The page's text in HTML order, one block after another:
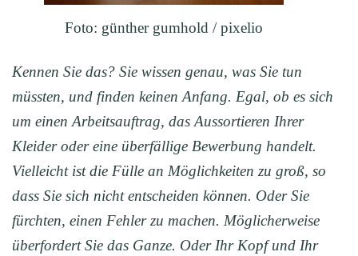
Foto: günther gumhold / pixelio
Kennen Sie das? Sie wissen genau, was Sie tun
müssten, und finden keinen Anfang. Egal, ob es sich
um einen Arbeitsauftrag, das Aussortieren Ihrer
Kleider oder eine überfällige Bewerbung handelt.
Vielleicht ist die Fülle an Möglichkeiten zu groß, so
dass Sie sich nicht entscheiden können. Oder Sie
fürchten, einen Fehler zu machen. Möglicherweise
überfordert Sie das Ganze. Oder Ihr Kopf und Ihr